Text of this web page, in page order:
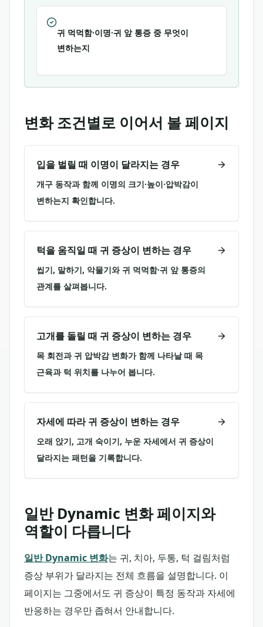
귀 먹먹함·이명·귀 앞 통증 중 무엇이
변하는지
변화 조건별로 이어서 볼 페이지
입을 벌릴 때 이명이 달라지는 경우
개구 동작과 함께 이명의 크기·높이·압박감이
변하는지 확인합니다.
턱을 움직일 때 귀 증상이 변하는 경우
씹기, 말하기, 악물기와 귀 먹먹함·귀 앞 통증의
관계를 살펴봅니다.
고개를 돌릴 때 귀 증상이 변하는 경우
목 회전과 귀 압박감 변화가 함께 나타날 때 목
근육과 턱 위치를 나누어 봅니다.
자세에 따라 귀 증상이 변하는 경우
오래 앉기, 고개 숙이기, 누운 자세에서 귀 증상이
달라지는 패턴을 기록합니다.
일반 Dynamic 변화 페이지와
역할이 다릅니다
일반 Dynamic 변화는 귀, 치아, 두통, 턱 걸림처럼
증상 부위가 달라지는 전체 흐름을 설명합니다. 이
페이지는 그중에서도 귀 증상이 특정 동작과 자세에
반응하는 경우만 좁혀서 안내합니다.